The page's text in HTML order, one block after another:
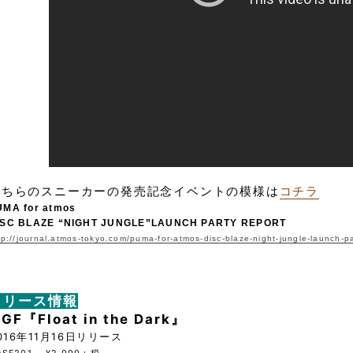
らのスニーカーの発売記念イベントの模様は コチラ
for atmos
BLAZE “NIGHT JUNGLE” LAUNCH PARTY REPORT
journal.atmos-tokyo.com/puma-for-atmos-disc-blaze-night-jungle-launch-
リース情報
『Float in the Dark』
年11月16日リリース